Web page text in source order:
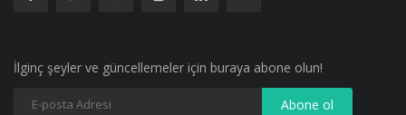
İlginç şeyler ve güncellemeler için buraya abone olun!